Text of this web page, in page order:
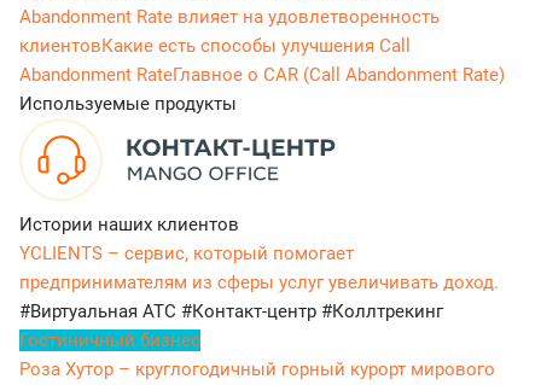
Abandonment Rate влияет на удовлетворенность
клиентовКакие есть способы улучшения Call
Abandonment RateГлавное о CAR (Call Abandonment Rate)
Используемые продукты
Истории наших клиентов
YCLIENTS – сервис, который помогает
предпринимателям из сферы услуг увеличивать доход.
#Виртуальная АТС #Контакт-центр #Коллтрекинг
Гостиничный бизнес
Роза Хутор – круглогодичный горный курорт мирового